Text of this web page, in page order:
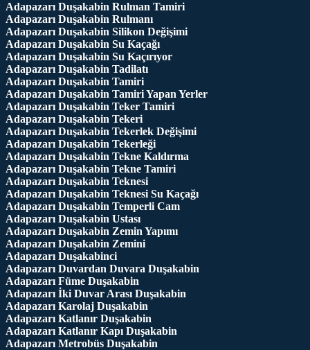
Adapazarı Duşakabin Rulman Tamiri
Adapazarı Duşakabin Rulmanı
Adapazarı Duşakabin Silikon Değişimi
Adapazarı Duşakabin Su Kaçağı
Adapazarı Duşakabin Su Kaçırıyor
Adapazarı Duşakabin Tadilatı
Adapazarı Duşakabin Tamiri
Adapazarı Duşakabin Tamiri Yapan Yerler
Adapazarı Duşakabin Teker Tamiri
Adapazarı Duşakabin Tekeri
Adapazarı Duşakabin Tekerlek Değişimi
Adapazarı Duşakabin Tekerleği
Adapazarı Duşakabin Tekne Kaldırma
Adapazarı Duşakabin Tekne Tamiri
Adapazarı Duşakabin Teknesi
Adapazarı Duşakabin Teknesi Su Kaçağı
Adapazarı Duşakabin Temperli Cam
Adapazarı Duşakabin Ustası
Adapazarı Duşakabin Zemin Yapımı
Adapazarı Duşakabin Zemini
Adapazarı Duşakabinci
Adapazarı Duvardan Duvara Duşakabin
Adapazarı Füme Duşakabin
Adapazarı İki Duvar Arası Duşakabin
Adapazarı Karolaj Duşakabin
Adapazarı Katlanır Duşakabin
Adapazarı Katlanır Kapı Duşakabin
Adapazarı Metrobüs Duşakabin